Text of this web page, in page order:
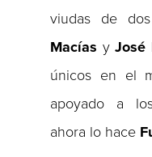
viudas de
Macías yJosé
únicos en el
apoyado a
ahora lo hace